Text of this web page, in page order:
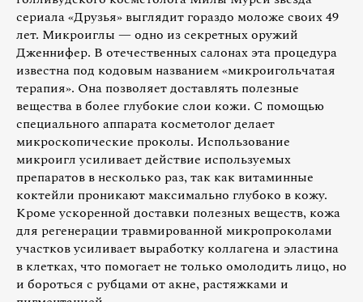
сериала «Друзья» выглядит гораздо моложе своих 49
лет. Микроиглы — одно из секретных оружий
Дженнифер. В отечественных салонах эта процедура
известна под кодовым названием «микроигольчатая
терапия». Она позволяет доставлять полезные
вещества в более глубокие слои кожи. С помощью
специального аппарата косметолог делает
микроскопические проколы. Использование
микроигл усиливает действие используемых
препаратов в несколько раз, так как витаминные
коктейли проникают максимально глубоко в кожу.
Кроме ускоренной доставки полезных веществ, кожа
для регенерации травмированной микропроколами
участков усиливает выработку коллагена и эластина
в клетках, что помогает не только омолодить лицо, но
и бороться с рубцами от акне, растяжками и